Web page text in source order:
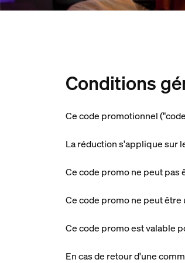
Conditions
Ce code promotionnel
La réduction s'applique sur
Ce code promo ne peut
Ce code promo ne peut
Ce code promo est valable
En cas de retour d'une